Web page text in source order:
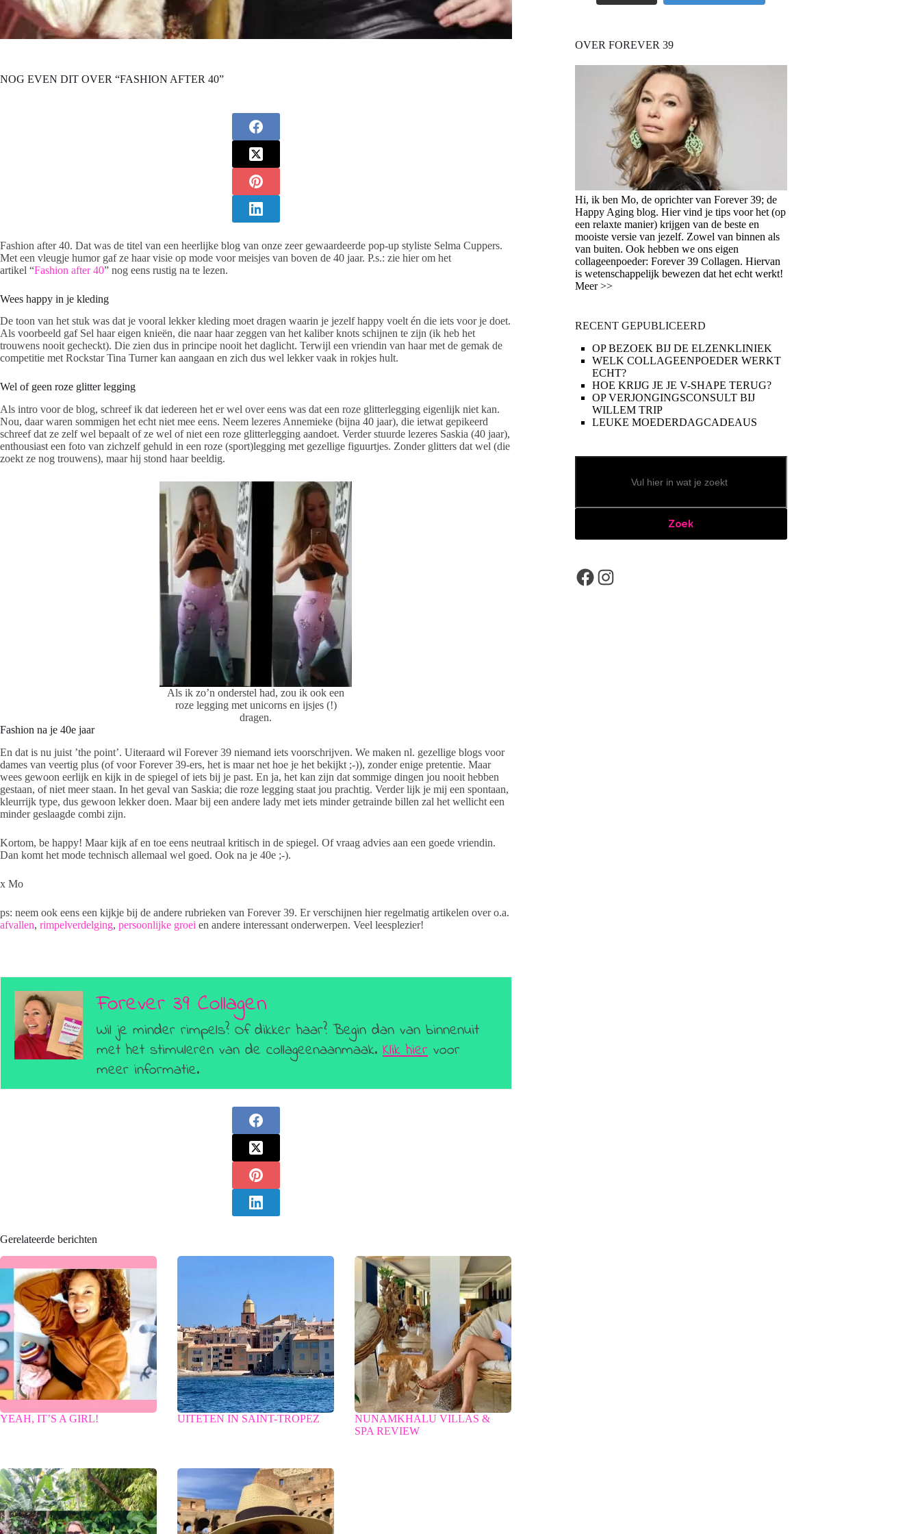
NOG EVEN DIT OVER “FASHION AFTER 40”
Fashion after 40. Dat was de titel van een heerlijke blog van onze zeer gewaardeerde pop-up styliste Selma Cuppers.
Met een vleugje humor gaf ze haar visie op mode voor meisjes van boven de 40 jaar. P.s.: zie hier om het
artikel “Fashion after 40” nog eens rustig na te lezen.
Wees happy in je kleding
De toon van het stuk was dat je vooral lekker kleding moet dragen waarin je jezelf happy voelt én die iets voor je doet.
Als voorbeeld gaf Sel haar eigen knieën, die naar haar zeggen van het kaliber knots schijnen te zijn (ik heb het
trouwens nooit gecheckt). Die zien dus in principe nooit het daglicht. Terwijl een vriendin van haar met de gemak de
competitie met Rockstar Tina Turner kan aangaan en zich dus wel lekker vaak in rokjes hult.
Wel of geen roze glitter legging
Als intro voor de blog, schreef ik dat iedereen het er wel over eens was dat een roze glitterlegging eigenlijk niet kan.
Nou, daar waren sommigen het echt niet mee eens. Neem lezeres Annemieke (bijna 40 jaar), die ietwat gepikeerd
schreef dat ze zelf wel bepaalt of ze wel of niet een roze glitterlegging aandoet. Verder stuurde lezeres Saskia (40 jaar),
enthousiast een foto van zichzelf gehuld in een roze (sport)legging met gezellige figuurtjes. Zonder glitters dat wel (die
zoekt ze nog trouwens), maar hij stond haar beeldig.
Als ik zo’n onderstel had, zou ik ook een
roze legging met unicorns en ijsjes (!)
dragen.
Fashion na je 40e jaar
En dat is nu juist ’the point’. Uiteraard wil Forever 39 niemand iets voorschrijven. We maken nl. gezellige blogs voor
dames van veertig plus (of voor Forever 39-ers, het is maar net hoe je het bekijkt ;-)), zonder enige pretentie. Maar
wees gewoon eerlijk en kijk in de spiegel of iets bij je past. En ja, het kan zijn dat sommige dingen jou nooit hebben
gestaan, of niet meer staan. In het geval van Saskia; die roze legging staat jou prachtig. Verder lijk je mij een spontaan,
kleurrijk type, dus gewoon lekker doen. Maar bij een andere lady met iets minder getrainde billen zal het wellicht een
minder geslaagde combi zijn.
Kortom, be happy! Maar kijk af en toe eens neutraal kritisch in de spiegel. Of vraag advies aan een goede vriendin.
Dan komt het mode technisch allemaal wel goed. Ook na je 40e ;-).
x Mo
ps: neem ook eens een kijkje bij de andere rubrieken van Forever 39. Er verschijnen hier regelmatig artikelen over o.a.
afvallen, rimpelverdelging, persoonlijke groei en andere interessant onderwerpen. Veel leesplezier!
Forever 39 Collagen
Wil je minder rimpels? Of dikker haar? Begin dan van binnenuit
met het stimuleren van de collageenaanmaak. Klik hier voor
meer informatie.
Gerelateerde berichten
YEAH, IT’S A GIRL! UITETEN IN SAINT-TROPEZ
NUNAMKHALU VILLAS &
SPA REVIEW
OVER FOREVER 39
Hi, ik ben Mo, de oprichter van Forever 39; de
Happy Aging blog. Hier vind je tips voor het (op
een relaxte manier) krijgen van de beste en
mooiste versie van jezelf. Zowel van binnen als
van buiten. Ook hebben we ons eigen
collageenpoeder: Forever 39 Collagen. Hiervan
is wetenschappelijk bewezen dat het echt werkt!
Meer >>
RECENT GEPUBLICEERD
OP BEZOEK BIJ DE ELZENKLINIEK
WELK COLLAGEENPOEDER WERKT
ECHT?
HOE KRIJG JE JE V-SHAPE TERUG?
OP VERJONGINGSCONSULT BIJ
WILLEM TRIP
LEUKE MOEDERDAGCADEAUS
Zoeken
Zoek
Facebook
Instagram